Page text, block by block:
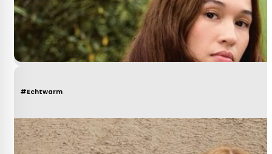
#Echtwarm